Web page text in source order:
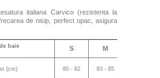
italiana Carvico (rezistenta la
denisip, perfect opac,
asigura
baie S M
(cm) 80 - 82 83 - 85